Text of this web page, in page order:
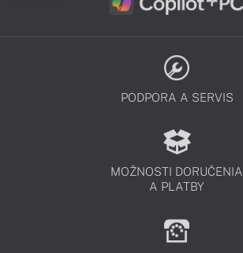
PODPORA A SERVIS
MOŽNOSTI DORUČENIA
A PLATBY